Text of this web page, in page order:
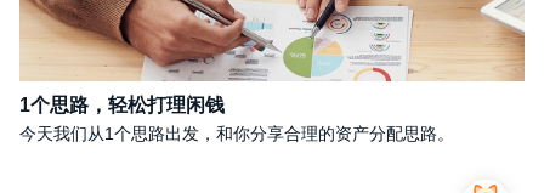
1个思路，轻松打理闲钱
今天我们从1个思路出发，和你分享合理的资产分配思路。